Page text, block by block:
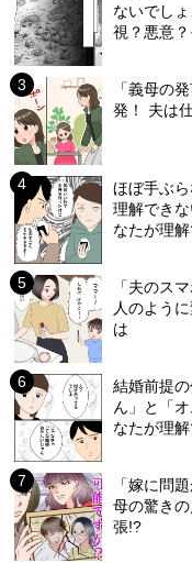
ないでし
視？悪意
「義母の
発！ 夫は
ほぼ手ぶ
理解でき
なたが理解
「夫のス
人のよう
は
結婚前提
ん」と「
なたが理解
「嫁に問
母の驚き
張!?